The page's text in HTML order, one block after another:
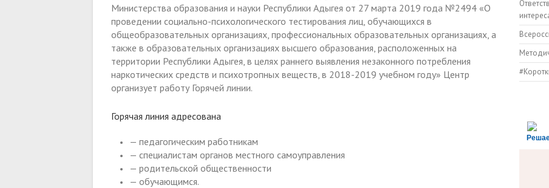
Министерства образования и науки Республики Адыгея от 27 марта 2019 года №2494 «О
проведении социально-психологического тестирования лиц, обучающихся в
общеобразовательных организациях, профессиональных образовательных организациях, а
также в образовательных организациях высшего образования, расположенных на
территории Республики Адыгея, в целях раннего выявления незаконного потребления
наркотических средств и психотропных веществ, в 2018-2019 учебном году» Центр
организует работу Горячей линии.
Горячая линия адресована
— педагогическим работникам
— специалистам органов местного самоуправления
— родительской общественности
— обучающимся.